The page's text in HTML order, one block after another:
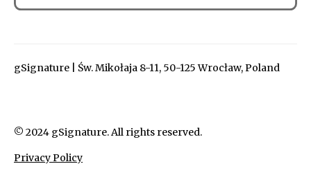
gSignature | Św. Mikołaja 8-11, 50-125 Wrocław, Poland
© 2024 gSignature. All rights reserved.
Privacy Policy